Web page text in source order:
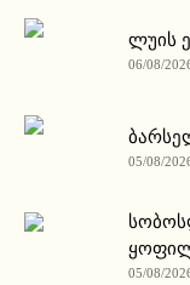
ლუის
06/08/
05/08/
05/08/